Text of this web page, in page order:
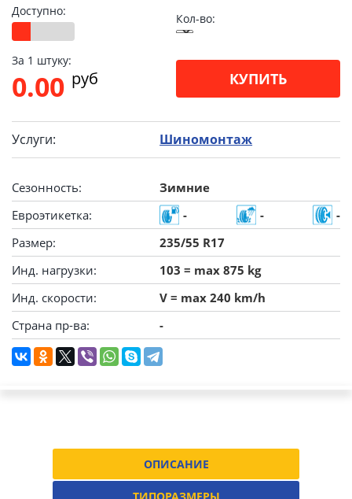
Доступно:
Кол-во:
За 1 штуку:
0.00 pуб КУПИТЬ
Услуги: Шиномонтаж
Сезонность:
Зимние
Евроэтикетка:
- -
-
Размер:
235/55 R17
Инд. нагрузки:
103 = max 875 kg
Инд. скорости:
V = max 240 km/h
Страна пр-ва:
-
ОПИСАНИЕ
ТИПОРАЗМЕРЫ